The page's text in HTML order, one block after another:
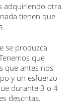
adquiriendo otra
tienen que
se produzca
que
que antes nos
y un esfuerzo
durante 3 o 4
descritas.